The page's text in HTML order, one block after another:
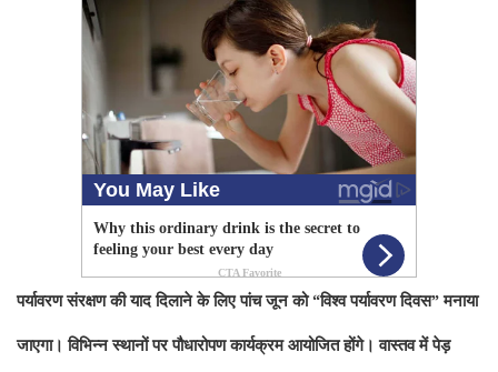
पर्यावरण संरक्षण की याद दिलाने के लिए पांच जून को“विश्व पर्यावरण दिवस” मनाया
जाएगा। विभिन्न स्थानों पर पौधारोपण कार्यक्रम आयोजित होंगे। वास्तव में पेड़